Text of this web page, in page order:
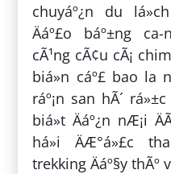
chuyáº¿n du
Äáº£o báº±ng
cÃ¹ng cÃ¢u cÃ¡
biá»n cáº£ bao la
ráº¡n san hÃ´ rá»±c
biá»t Äáº¿n nÆ¡i
há»i ÄÆ°á»£c
trekking Äáº§y thÃº